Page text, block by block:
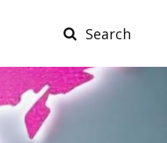
Search